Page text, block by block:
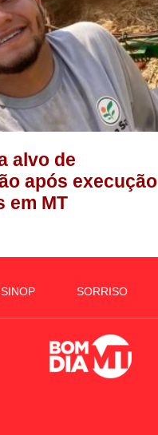
alvo de
após execução
em MT
SINOP SORRISO